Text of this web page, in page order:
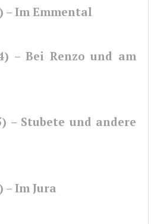
– Im Emmental
– Bei Renzo und am
– Stubete und andere
– Im Jura